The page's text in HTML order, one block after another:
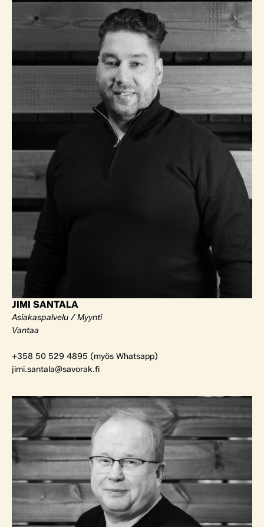
JIMI SANTALA
Asiakaspalvelu / Myynti
Vantaa
+358 50 529 4895 (myös Whatsapp)
jimi.santala@savorak.fi